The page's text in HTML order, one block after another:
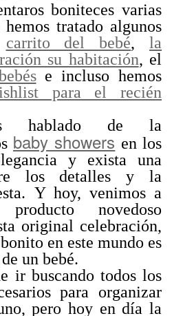
boniteces varias
tratado algunos
carrito del bebé,la
su habitación, el
e incluso hemos
para el recién
hablado de la
baby showers en los
y exista una
los detalles y la
Y hoy, venimos a
novedoso
original celebración,
en este mundo es
un bebé.
ir buscando todos los
para organizar
pero hoy en día la